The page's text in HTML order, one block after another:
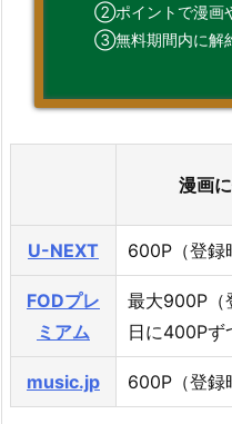
②ポイントで漫画
③無料期間内に解
漫画
U-NEXT 600P（登録
FODプレ
ミアム
最大900P（
日に400Pず
music.jp 600P（登録